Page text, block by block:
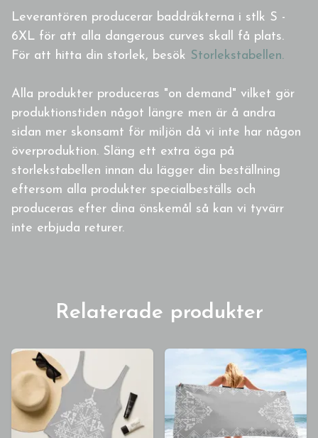
Leverantören producerar baddräkterna i stlk S -
6XL för att alla dangerous curves skall få plats.
För att hitta din storlek, besök Storlekstabellen.
Alla produkter produceras "on demand" vilket gör
produktionstiden något längre men är å andra
sidan mer skonsamt för miljön då vi inte har någon
överproduktion. Släng ett extra öga på
storlekstabellen innan du lägger din beställning
eftersom alla produkter specialbeställs och
produceras efter dina önskemål så kan vi tyvärr
inte erbjuda returer.
Relaterade produkter